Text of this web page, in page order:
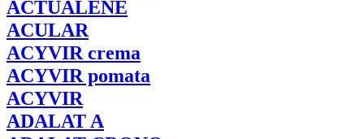
ACTUALENE
ACULAR
ACYVIR crema
ACYVIR pomata
ACYVIR
ADALAT A